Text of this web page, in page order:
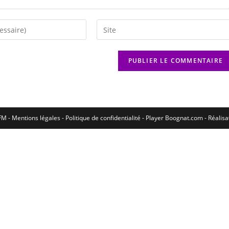
- Mentions légales - Politique de confidentialité - Player Boognat.com-